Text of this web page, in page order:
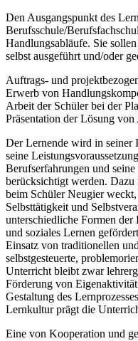
Den Ausgangspunkt des
Berufsschule/
Handlungsabläufe. Sie
selbst ausgeführt und/oder
Auftrags- und
Erwerb von
Arbeit der Schüler bei der
Präsentation der Lösung
Der Lernende wird in seiner
seine
Berufserfahrungen und
berücksichtigt werden.
beim Schüler Neugier
Selbsttätigkeit und
unterschiedliche Formen
und soziales Lernen
Einsatz von traditionellen
selbstgesteuerte,
Unterricht bleibt zwar
Förderung von
Gestaltung des
Lernkultur prägt die
Eine von Kooperation und